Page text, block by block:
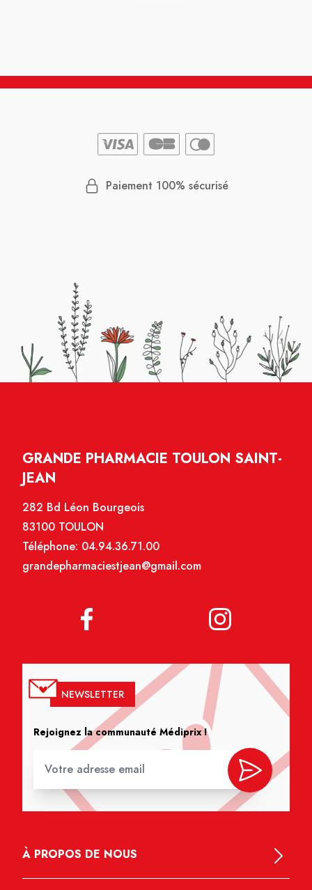
Paiement 100% sécurisé
GRANDE PHARMACIE TOULON SAINT-
JEAN
282 Bd Léon Bourgeois
83100 TOULON
Téléphone: 04.94.36.71.00
grandepharmaciestjean@gmail.com
NEWSLETTER
Rejoignez la communauté Médiprix !
À PROPOS DE NOUS